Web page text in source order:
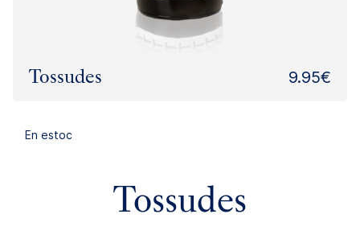
Tossudes 9.95€
En estoc
Tossudes